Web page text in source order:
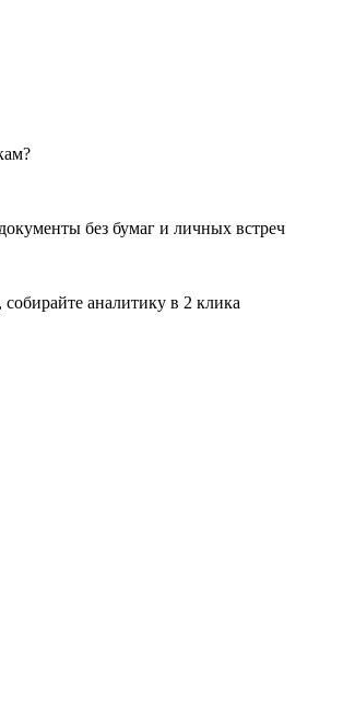
без бумаг и личных встреч
аналитику в 2 клика